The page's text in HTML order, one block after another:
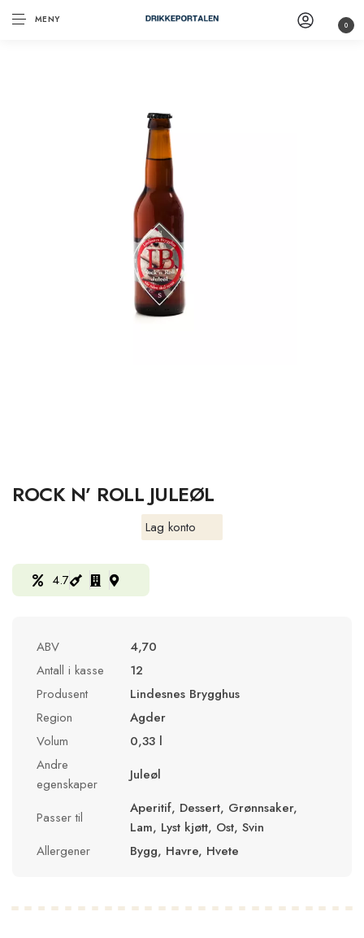
MENY 0
ROCK N’ ROLL JULEØL
Lag konto
4.7
ABV
4,70
Antall i kasse
12
Produsent
Lindesnes Brygghus
Region
Agder
Volum
0,33 l
Andre
egenskaper
Juleøl
Passer til
Aperitif, Dessert, Grønnsaker,
Lam, Lyst kjøtt, Ost, Svin
Allergener
Bygg, Havre, Hvete